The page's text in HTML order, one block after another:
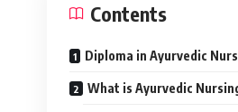
Contents
Diploma in Ayurvedic
What is Ayurvedic